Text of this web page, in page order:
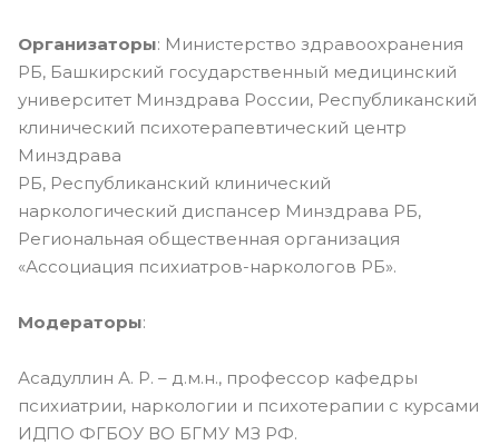
Организаторы: Министерство здравоохранения
РБ, Башкирский государственный медицинский
университет Минздрава России, Республиканский
клинический психотерапевтический центр
Минздрава
РБ, Республиканский клинический
наркологический диспансер Минздрава РБ,
Региональная общественная организация
«Ассоциация психиатров-наркологов РБ».
Модераторы:
Асадуллин А. Р. – д.м.н., профессор кафедры
психиатрии, наркологии и психотерапии с курсами
ИДПО ФГБОУ ВО БГМУ МЗ РФ.